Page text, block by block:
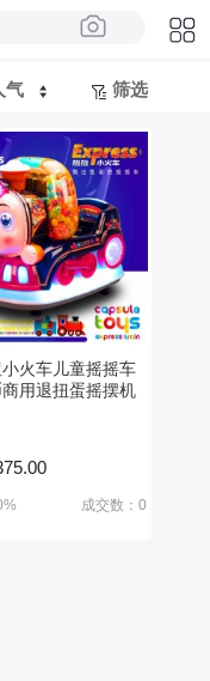
气 筛选
火车儿童摇摇车
用退扭蛋摇摆机
成交数：0